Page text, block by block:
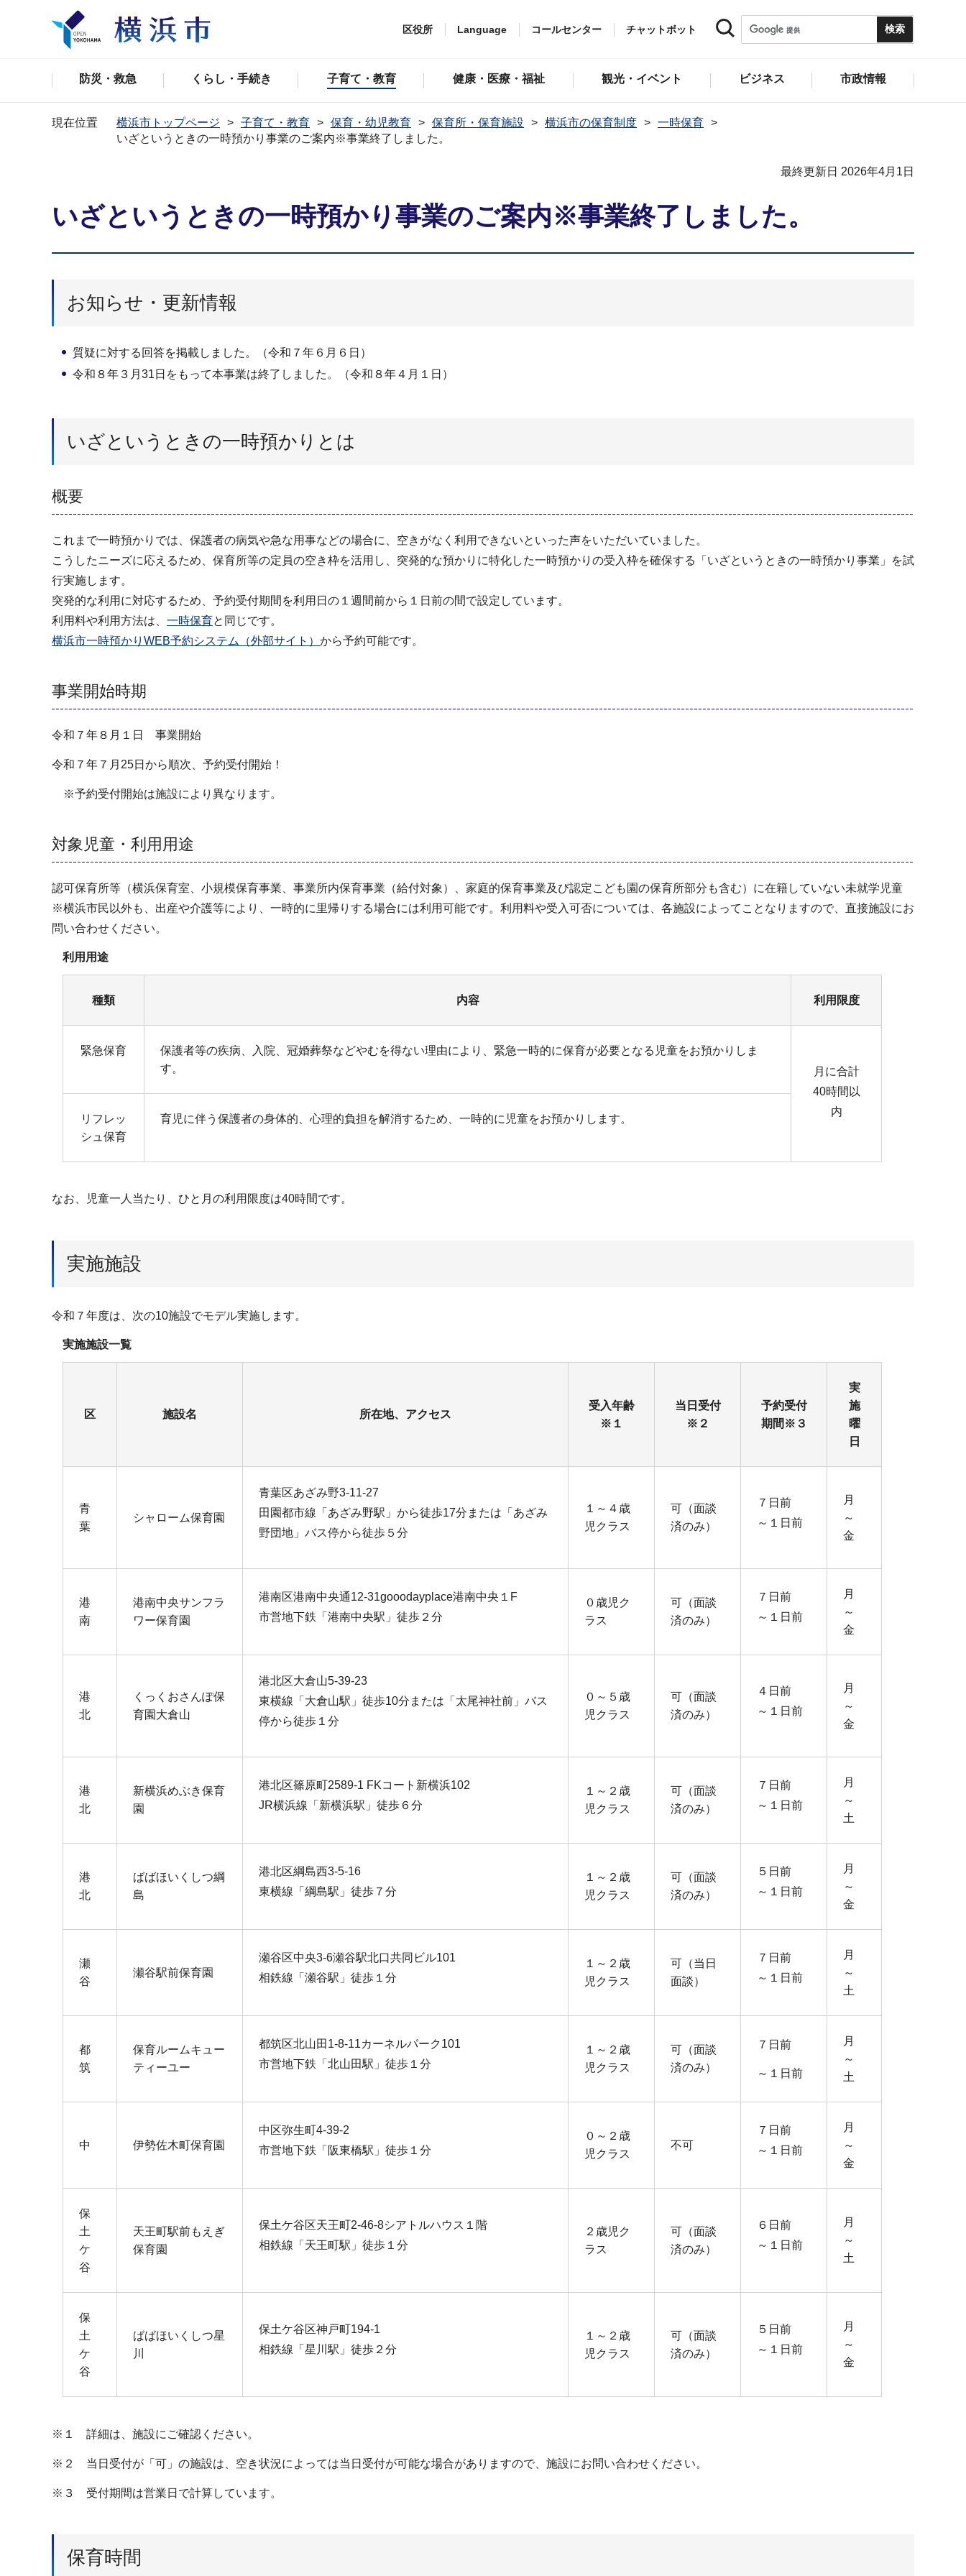
区役所 Language コールセンター チャットボット
防災・救急 くらし・手続き 子育て・教育 健康・医療・福祉 観光・イベント ビジネス 市政情報
現在位置 横浜市トップページ 子育て・教育 保育・幼児教育 保育所・保育施設 横浜市の保育制度
一時保育
いざというときの一時預かり事業のご案内※事業終了しました。
最終更新日 2026年4月1日
いざというときの一時預かり事業のご案内※事業終了しました。
お知らせ・更新情報
質疑に対する回答を掲載しました。（令和７年６月６日）
令和８年３月31日をもって本事業は終了しました。（令和８年４月１日）
いざというときの一時預かりとは
概要
これまで一時預かりでは、保護者の病気や急な用事などの場合に、空きがなく利用できないといった声をいただいていました。
こうしたニーズに応えるため、保育所等の定員の空き枠を活用し、突発的な預かりに特化した一時預かりの受入枠を確保する「いざというときの一時預かり事業」を試
行実施します。
突発的な利用に対応するため、予約受付期間を利用日の１週間前から１日前の間で設定しています。
利用料や利用方法は、 一時保育と同じです。
横浜市一時預かりWEB予約システム（外部サイト） から予約可能です。
事業開始時期
令和７年８月１日 事業開始
令和７年７月25日から順次、予約受付開始！
※予約受付開始は施設により異なります。
対象児童・利用用途
認可保育所等（横浜保育室、小規模保育事業、事業所内保育事業（給付対象）、家庭的保育事業及び認定こども園の保育所部分も含む）に在籍していない未就学児童
※横浜市民以外も、出産や介護等により、一時的に里帰りする場合には利用可能です。利用料や受入可否については、各施設によってことなりますので、直接施設にお
問い合わせください。
利用用途
種類 内容 利用限度
緊急保育
保護者等の疾病、入院、冠婚葬祭などやむを得ない理由により、緊急一時的に保育が必要となる児童をお預かりしま
す。
月に合計
40時間以
内
リフレッ
シュ保育
育児に伴う保護者の身体的、心理的負担を解消するため、一時的に児童をお預かりします。
なお、児童一人当たり、ひと月の利用限度は40時間です。
実施施設
令和７年度は、次の10施設でモデル実施します。
実施施設一覧
区 施設名 所在地、アクセス
受入年齢
※１
当日受付
※２
予約受付
期間※３
実
施
曜
日
青
葉
シャローム保育園
青葉区あざみ野3-11-27
田園都市線「あざみ野駅」から徒歩17分または「あざみ
野団地」バス停から徒歩５分
１～４歳
児クラス
可（面談
済のみ）
７日前
～１日前
月
～
金
港
南
港南中央サンフラ
ワー保育園
港南区港南中央通12-31gooodayplace港南中央１F
市営地下鉄「港南中央駅」徒歩２分
０歳児ク
ラス
可（面談
済のみ）
７日前
～１日前
月
～
金
港
北
くっくおさんぽ保
育園大倉山
港北区大倉山5-39-23
東横線「大倉山駅」徒歩10分または「太尾神社前」バス
停から徒歩１分
０～５歳
児クラス
可（面談
済のみ）
４日前
～１日前
月
～
金
港
北
新横浜めぶき保育
園
港北区篠原町2589-1 FKコート新横浜102
JR横浜線「新横浜駅」徒歩６分
１～２歳
児クラス
可（面談
済のみ）
７日前
～１日前
月
～
土
港
北
ばばほいくしつ綱
島
港北区綱島西3-5-16
東横線「綱島駅」徒歩７分
１～２歳
児クラス
可（面談
済のみ）
５日前
～１日前
月
～
金
瀬
谷
瀬谷駅前保育園
瀬谷区中央3-6瀬谷駅北口共同ビル101
相鉄線「瀬谷駅」徒歩１分
１～２歳
児クラス
可（当日
面談）
７日前
～１日前
月
～
土
都
筑
保育ルームキュー
ティーユー
都筑区北山田1-8-11カーネルパーク101
市営地下鉄「北山田駅」徒歩１分
１～２歳
児クラス
可（面談
済のみ）
７日前
～１日前
月
～
土
中 伊勢佐木町保育園
中区弥生町4-39-2
市営地下鉄「阪東橋駅」徒歩１分
０～２歳
児クラス
不可
７日前
～１日前
月
～
金
保
土
ケ
谷
天王町駅前もえぎ
保育園
保土ケ谷区天王町2-46-8シアトルハウス１階
相鉄線「天王町駅」徒歩１分
２歳児ク
ラス
可（面談
済のみ）
６日前
～１日前
月
～
土
保
土
ケ
谷
ばばほいくしつ星
川
保土ケ谷区神戸町194-1
相鉄線「星川駅」徒歩２分
１～２歳
児クラス
可（面談
済のみ）
５日前
～１日前
月
～
金
※１ 詳細は、施設にご確認ください。
※２ 当日受付が「可」の施設は、空き状況によっては当日受付が可能な場合がありますので、施設にお問い合わせください。
※３ 受付期間は営業日で計算しています。
保育時間